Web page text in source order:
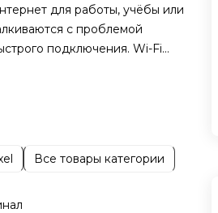
для работы, учёбы или
с проблемой
подключения. Wi-Fi
T0 эффективно
Этот маршрутизатор
домашних пользователей, так
где существует
оптимальное решение для
Все товары категории